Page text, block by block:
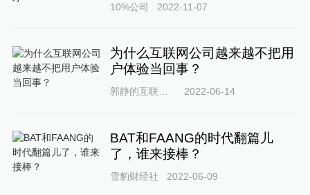
10%公司 2022-11-07
为什么互联网公司越来越不把用
户体验当回事？
郭静的互联网圈 2022-06-14
BAT和FAANG的时代翻篇儿
了，谁来接棒？
雪豹财经社 2022-06-09